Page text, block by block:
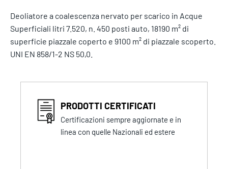
Deoliatore a coalescenza nervato per scarico in Acque
Superficiali litri 7.520, n. 450 posti auto, 18190 m² di
superficie piazzale coperto e 9100 m² di piazzale scoperto.
UNI EN 858/1-2 NS 50,0.
PRODOTTI CERTIFICATI
Certificazioni sempre aggiornate e in
linea con quelle Nazionali ed estere